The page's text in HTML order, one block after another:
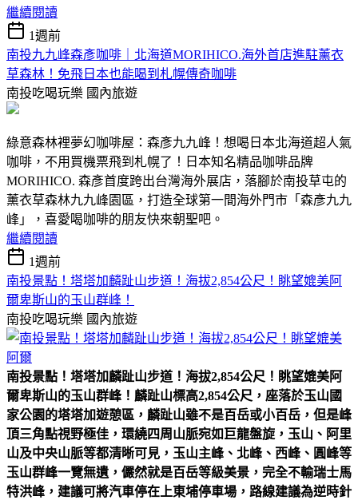
繼續閱讀
1週前
南投九九峰森彥咖啡｜北海道MORIHICO.海外首店進駐薰衣
草森林！免飛日本也能喝到札幌傳奇咖啡
南投吃喝玩樂 國內旅遊
綠意森林裡夢幻咖啡屋：森彥九九峰！想喝日本北海道超人氣
咖啡，不用買機票飛到札幌了！日本知名精品咖啡品牌
MORIHICO. 森彥首度跨出台灣海外展店，落腳於南投草屯的
薰衣草森林九九峰園區，打造全球第一間海外門市「森彥九九
峰」，喜愛喝咖啡的朋友快來朝聖吧。
繼續閱讀
1週前
南投景點！塔塔加麟趾山步道！海拔2,854公尺！眺望媲美阿
爾卑斯山的玉山群峰！
南投吃喝玩樂 國內旅遊
南投景點！塔塔加麟趾山步道！海拔2,854公尺！眺望媲美阿
爾卑斯山的玉山群峰！ 麟趾山標高2,854公尺，座落於玉山國
家公園的塔塔加遊憩區，麟趾山雖不是百岳或小百岳，但是峰
頂三角點視野極佳，環繞四周山脈宛如巨龍盤旋，玉山、阿里
山及中央山脈等都清晰可見，玉山主峰、北峰、西峰、圓峰等
玉山群峰一覽無遺，儼然就是百岳等級美景，完全不輸瑞士馬
特洪峰，建議可將汽車停在上東埔停車場，路線建議為逆時針